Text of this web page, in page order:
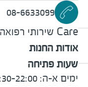
08-6633099
Care שירותי רפואה
אודות החנות
שעות פתיחה